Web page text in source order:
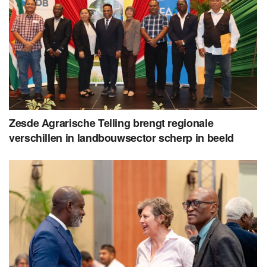
Zesde Agrarische Telling brengt regionale
verschillen in landbouwsector scherp in beeld